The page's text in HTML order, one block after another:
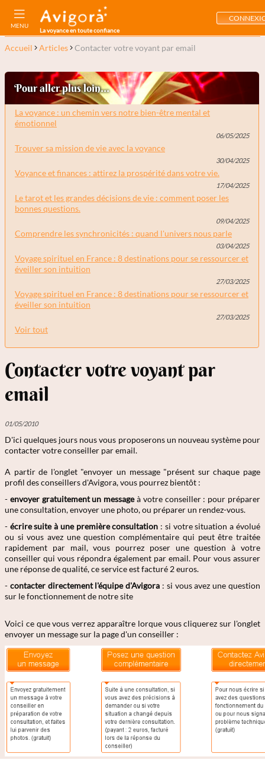
MENU
La voyance en toute confiance
Accueil Articles Contacter votre voyant par email
Pour aller plus loin...
La voyance : un chemin vers notre bien-être mental et
émotionnel
06/05/2025
Trouver sa mission de vie avec la voyance
30/04/2025
Voyance et finances : attirez la prospérité dans votre vie.
17/04/2025
Le tarot et les grandes décisions de vie : comment poser les
bonnes questions.
09/04/2025
Comprendre les synchronicités : quand l'univers nous parle
03/04/2025
Voyage spirituel en France : 8 destinations pour se ressourcer et
éveiller son intuition
27/03/2025
Voyage spirituel en France : 8 destinations pour se ressourcer et
éveiller son intuition
27/03/2025
Voir tout
Contacter votre voyant par
email
01/05/2010
D'ici quelques jours nous vous proposerons un nouveau système pour
contacter votre conseiller par email.
A partir de l'onglet "envoyer un message "présent sur chaque page
profil des conseillers d'Avigora, vous pourrez bientôt :
- envoyer gratuitement un messageà votre conseiller : pour préparer
une consultation, envoyer une photo, ou préparer un rendez-vous.
- écrire suite à une première consultation : si votre situation a évolué
ou si vous avez une question complémentaire qui peut être traitée
rapidement par mail, vous pourrez poser une question à votre
conseiller qui vous répondra également par email. Pour vous assurer
une réponse de qualité, ce service est facturé 2 euros.
- contacter directement l'équipe d'Avigora : si vous avez une question
sur le fonctionnement de notre site
Voici ce que vous verrez apparaître lorque vous cliquerez sur l'onglet
envoyer un message sur la page d'un conseiller :